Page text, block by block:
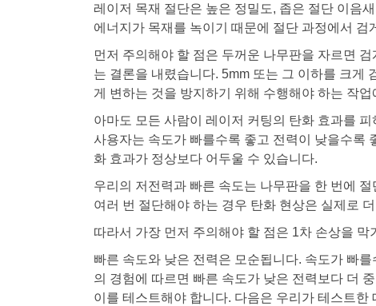
레이저 목재 절단은 높은 정밀도, 좁은 절단 이음
에너지가 목재를 녹이기 때문에 절단 과정에서
먼저 주의해야 할 점은 두꺼운 나무판을 자르면
는 결론을 내렸습니다. 5mm 또는 그 이하를 크게
게 변하는 것을 방지하기 위해 수행해야 하는 작
아마도 모든 사람이 레이저 커팅의 탄화 효과를
사용자는 속도가 빠를수록 좋고 전력이 낮을수록
화 효과가 정상보다 어두울 수 있습니다.
우리의 저전력과 빠른 속도는 나무판을 한 번에
여러 번 절단해야 하는 경우 탄화 현상은 실제로
따라서 가장 먼저 주의해야 할 점은 1차 손상을
빠른 속도와 낮은 전력은 모순됩니다. 속도가 빠
의 경험에 따르면 빠른 속도가 낮은 전력보다 더
이를 테스트해야 합니다. 다음은 우리가 테스트